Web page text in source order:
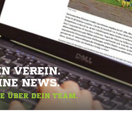
VEREIN.
NEWS.
ÜBER DEIN TEAM.